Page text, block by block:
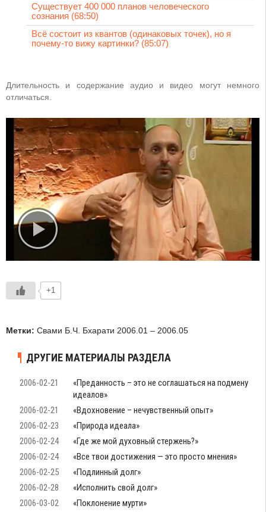
Существует 400 000 планов человеческого
сознания (68:50)
Всё состоит из квантов (одинаковых точек), но я
почему-то вижу картинки? (85:07)
Длительность и содержание аудио и видео могут немного
отличаться.
+1
Метки: Свами Б.Ч. Бхарати 2006.01 – 2006.05
ДРУГИЕ МАТЕРИАЛЫ РАЗДЕЛА
2006-02-21
«Преданность – это не соглашаться на подмену
идеалов»
2006-02-21
«Вдохновение – нечувственный опыт»
2006-02-23
«Природа идеала»
2006-02-24
«Где же мой духовный стержень?»
2006-02-24
«Все твои достижения — это просто мнения»
2006-02-25
«Подлинный долг»
2006-02-28
«Исполнить свой долг»
2006-03-02
«Поклонение мурти»